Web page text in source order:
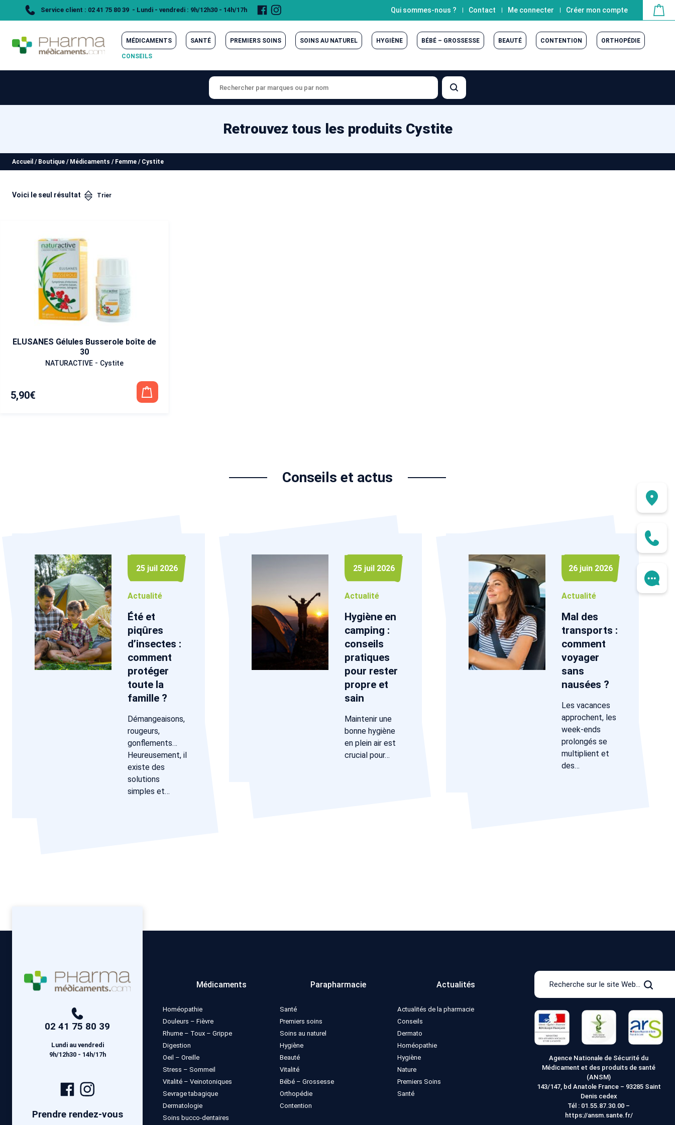
Service client : 02 41 75 80 39 - Lundi - vendredi : 9h/12h30 - 14h/17h
Page
Facebook
Instagram
Qui sommes-nous ? Contact Me connecter Créer mon compte
MÉDICAMENTS SANTÉ PREMIERS SOINS SOINS AU NATUREL HYGIÈNE BÉBÉ – GROSSESSE BEAUTÉ CONTENTION ORTHOPÉDIE
CONSEILS
Retrouvez tous les produits Cystite
Accueil / Boutique / Médicaments / Femme / Cystite
Voici le seul résultat
ELUSANES Gélules Busserole boîte de
30
NATURACTIVE - Cystite
5,90€
Conseils et actus
25 juil 2026
Actualité
Été et
piqûres
d’insectes :
comment
protéger
toute la
famille ?
Démangeaisons,
rougeurs,
gonflements…
Heureusement, il
existe des
solutions
simples et…
25 juil 2026
Actualité
Hygiène en
camping :
conseils
pratiques
pour rester
propre et
sain
Maintenir une
bonne hygiène
en plein air est
crucial pour…
26 juin 2026
Actualité
Mal des
transports :
comment
voyager
sans
nausées ?
Les vacances
approchent, les
week-ends
prolongés se
multiplient et
des…
02 41 75 80 39
Lundi au vendredi
9h/12h30 - 14h/17h
Page
Facebook
Prendre rendez-vous
Médicaments
Homéopathie
Douleurs – Fièvre
Rhume – Toux – Grippe
Digestion
Oeil – Oreille
Stress – Sommeil
Vitalité – Veinotoniques
Sevrage tabagique
Dermatologie
Soins bucco-dentaires
Parapharmacie
Santé
Premiers soins
Soins au naturel
Hygiène
Beauté
Vitalité
Bébé – Grossesse
Orthopédie
Contention
Actualités
Actualités de la pharmacie
Conseils
Dermato
Homéopathie
Hygiène
Nature
Premiers Soins
Santé
Recherche
le
site
Web
Agence Nationale de Sécurité du
Médicament et des produits de santé
(ANSM)
143/147, bd Anatole France – 93285 Saint
Denis cedex
Tél : 01.55.87.30.00 –
https://ansm.sante.fr/